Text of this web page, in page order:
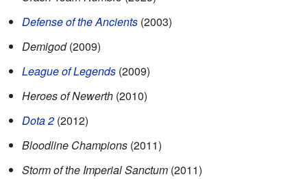
Defense of the Ancients (2003)
Demigod(2009)
League of Legends (2009)
Heroes of Newerth (2010)
Dota 2 (2012)
Bloodline Champions (2011)
Storm of the Imperial Sanctum (2011)